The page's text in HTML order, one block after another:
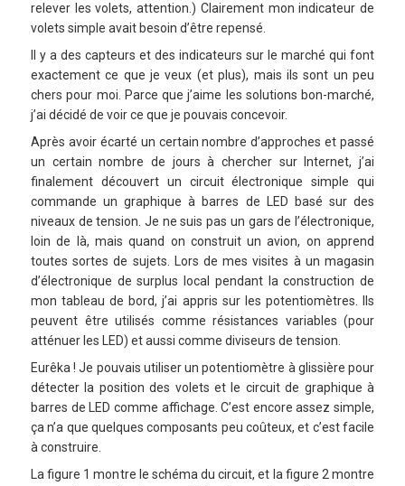
relever les volets, attention.) Clairement mon indicateur de
volets simple avait besoin d’être repensé.
Il y a des capteurs et des indicateurs sur le marché qui font
exactement ce que je veux (et plus), mais ils sont un peu
chers pour moi. Parce que j’aime les solutions bon-marché,
j’ai décidé de voir ce que je pouvais concevoir.
Après avoir écarté un certain nombre d’approches et passé
un certain nombre de jours à chercher sur Internet, j’ai
finalement découvert un circuit électronique simple qui
commande un graphique à barres de LED basé sur des
niveaux de tension. Je ne suis pas un gars de l’électronique,
loin de là, mais quand on construit un avion, on apprend
toutes sortes de sujets. Lors de mes visites à un magasin
d’électronique de surplus local pendant la construction de
mon tableau de bord, j’ai appris sur les potentiomètres. Ils
peuvent être utilisés comme résistances variables (pour
atténuer les LED) et aussi comme diviseurs de tension.
Eurêka ! Je pouvais utiliser un potentiomètre à glissière pour
détecter la position des volets et le circuit de graphique à
barres de LED comme affichage. C’est encore assez simple,
ça n’a que quelques composants peu coûteux, et c’est facile
à construire.
La figure 1 montre le schéma du circuit, et la figure 2 montre